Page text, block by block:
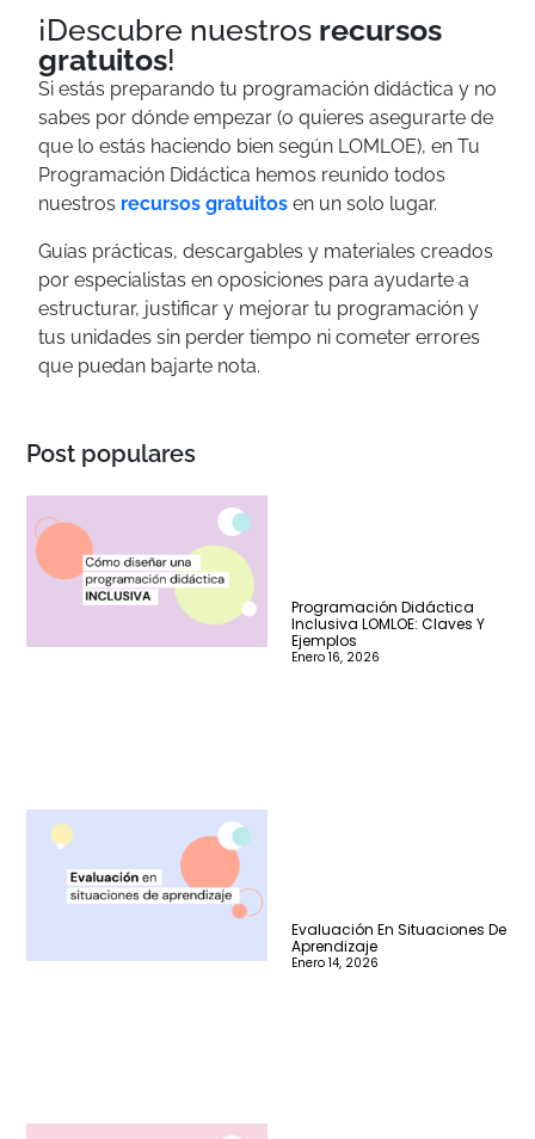
¡Descubre nuestros recursos
gratuitos!
Si estás preparando tu programación didáctica y no
sabes por dónde empezar (o quieres asegurarte de
que lo estás haciendo bien según LOMLOE), en Tu
Programación Didáctica hemos reunido todos
nuestros recursos gratuitos en un solo lugar.
Guías prácticas, descargables y materiales creados
por especialistas en oposiciones para ayudarte a
estructurar, justificar y mejorar tu programación y
tus unidades sin perder tiempo ni cometer errores
que puedan bajarte nota.
Post populares
Programación Didáctica
Inclusiva LOMLOE: Claves Y
Ejemplos
Enero 16, 2026
Evaluación En Situaciones De
Aprendizaje
Enero 14, 2026